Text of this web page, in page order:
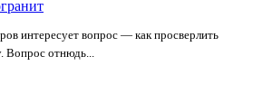
интересует вопрос — как просверлить
Вопрос отнюдь...